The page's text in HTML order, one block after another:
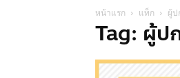
หน้าแรก แท็ก ผู้ป
Tag: ผู้ป